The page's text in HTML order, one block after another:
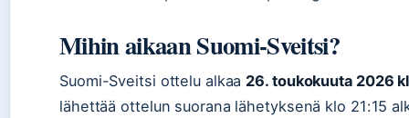
Mihin aikaan Suomi-Sveitsi?
Suomi-Sveitsi ottelu alkaa 26. toukokuuta 2026
lähettää ottelun suorana lähetyksenä klo 21:15